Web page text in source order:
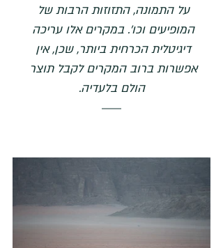
על התמונה, התזוזות הרבות של
המופיעים וכו'. במקרים אלו עריכה
דיגיטלית הכרחית ביותר, שכן, אין
אפשרות ברוב המקרים לקבל תוצר
הולם בלעדיה.